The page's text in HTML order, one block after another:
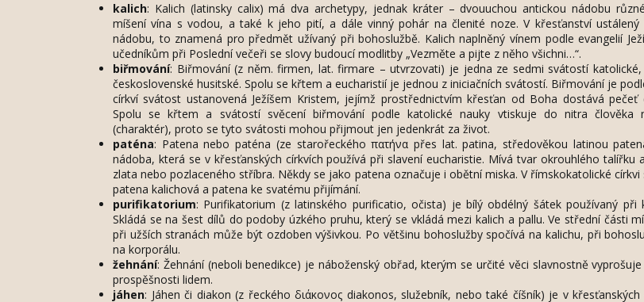
kalich: Kalich (latinsky calix) má dva archetypy, jednak kráter – dvouuchou antickou nádobu
míšení vína s vodou, a také k jeho pití, a dále vinný pohár na členité noze. V křesťanství
nádobu, to znamená pro předmět užívaný při bohoslužbě. Kalich naplněný vínem podle evangelií
učedníkům při Poslední večeři se slovy budoucí modlitby „Vezměte a pijte z něho všichni…“.
biřmování: Biřmování (z něm. firmen, lat. firmare – utvrzovati) je jedna ze sedmi svátostí katolické,
československé husitské. Spolu se křtem a eucharistií je jednou z iniciačních svátostí. Biřmování je
církví svátost ustanovená Ježíšem Kristem, jejímž prostřednictvím křesťan od Boha dostává pečeť
Spolu se křtem a svátostí svěcení biřmování podle katolické nauky vtiskuje do nitra člověka
(charaktér), proto se tyto svátosti mohou přijmout jen jedenkrát za život.
paténa: Patena nebo paténa (ze starořeckého πατήνα přes lat. patina, středověkou latinou
nádoba, která se v křesťanských církvích používá při slavení eucharistie. Mívá tvar okrouhlého talířku
zlata nebo pozlaceného stříbra. Někdy se jako patena označuje i obětní miska. V římskokatolické církvi
patena kalichová a patena ke svatému přijímání.
purifikatorium: Purifikatorium (z latinského purificatio, očista) je bílý obdélný šátek používaný při
Skládá se na šest dílů do podoby úzkého pruhu, který se vkládá mezi kalich a pallu. Ve střední části
při užších stranách může být ozdoben výšivkou. Po většinu bohoslužby spočívá na kalichu, při
na korporálu.
žehnání: Žehnání (neboli benedikce) je náboženský obřad, kterým se určité věci slavnostně
prospěšnosti lidem.
jáhen: Jáhen či diakon (z řeckého διάκονος diakonos, služebník, nebo také číšník) je v